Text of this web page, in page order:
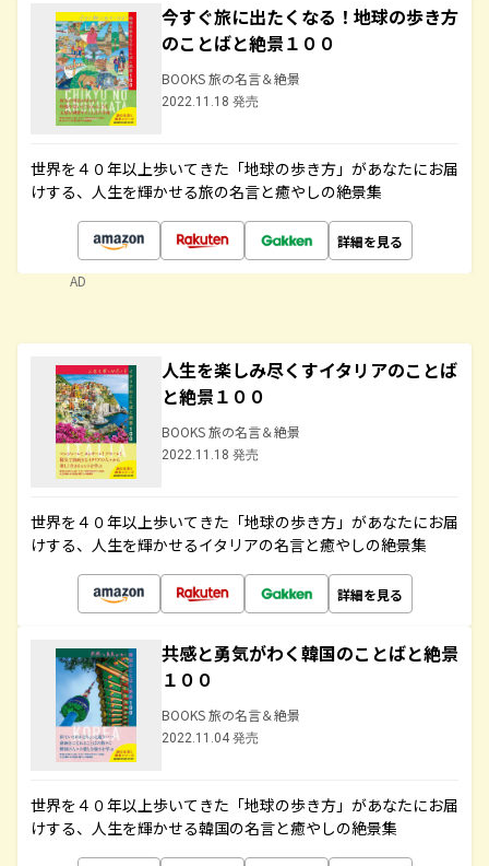
今すぐ旅に出たくなる！地球の歩き方
のことばと絶景１００
BOOKS 旅の名言＆絶景
2022.11.18 発売
世界を４０年以上歩いてきた「地球の歩き方」があなたにお届
けする、人生を輝かせる旅の名言と癒やしの絶景集
詳細を見る
AD
人生を楽しみ尽くすイタリアのことば
と絶景１００
BOOKS 旅の名言＆絶景
2022.11.18 発売
世界を４０年以上歩いてきた「地球の歩き方」があなたにお届
けする、人生を輝かせるイタリアの名言と癒やしの絶景集
詳細を見る
共感と勇気がわく韓国のことばと絶景
１００
BOOKS 旅の名言＆絶景
2022.11.04 発売
世界を４０年以上歩いてきた「地球の歩き方」があなたにお届
けする、人生を輝かせる韓国の名言と癒やしの絶景集